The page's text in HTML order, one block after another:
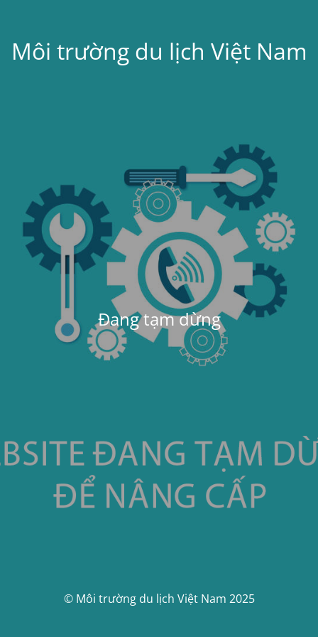
Môi trường du lịch Việt Nam
Đang tạm dừng
© Môi trường du lịch Việt Nam 2025